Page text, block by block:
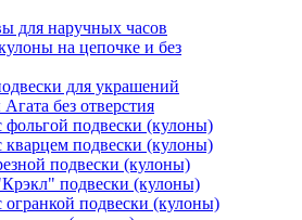
для наручных часов
на цепочке и без
для украшений
без отверстия
фольгой подвески (кулоны)
кварцем подвески (кулоны)
подвески (кулоны)
подвески (кулоны)
огранкой подвески (кулоны)